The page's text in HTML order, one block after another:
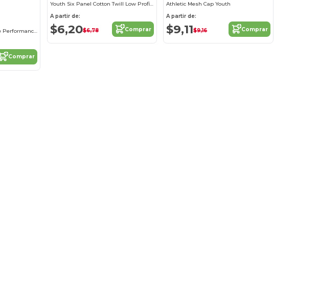
by Yupoong® Youth Zone Performance Cap
Comprar
Youth Six Panel Cotton Twill Low Profile Cap
A partir de:
$6,20$6,78 Comprar
Athletic Mesh Cap Youth
A partir de:
$9,11$9,16 Comprar